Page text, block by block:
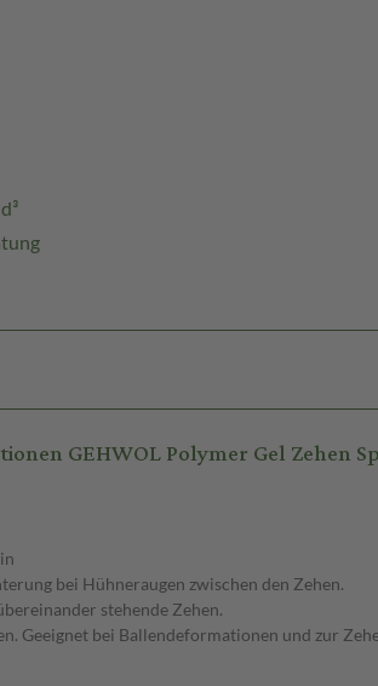
GEHWOL Polymer Gel Zehen
bei Hühneraugen zwischen den Zehen.
stehende Zehen.
Geeignet bei Ballendeformationen und zur